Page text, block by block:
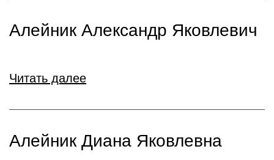
Алейник Александр Яковлевич
Читать далее
Алейник Диана Яковлевна